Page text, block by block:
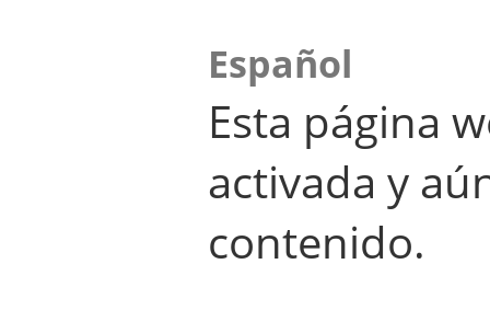
Español
Esta página
activada y
contenido.